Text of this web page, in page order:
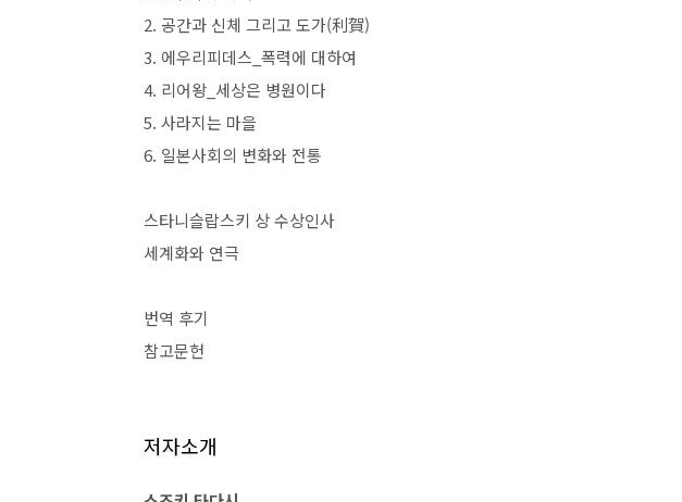
2. 공간과 신체 그리고 도가(利賀)
3. 에우리피데스 폭력에 대하여
4. 리어왕 세상은 병원이다
5. 사라지는 마을
6. 일본사회의 변화와 전통
스타니슬랍스키 상 수상인사
세계화와 연극
번역 후기
참고문헌
저자소개